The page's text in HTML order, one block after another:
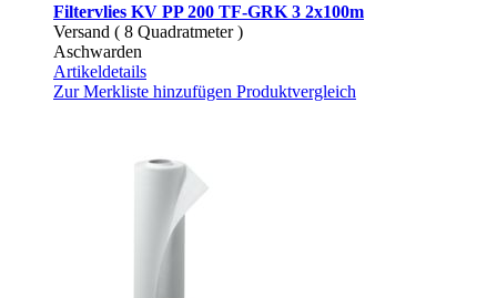
Filtervlies KV PP 200 TF-GRK 3 2x100m
Versand ( 8 Quadratmeter )
Aschwarden
Artikeldetails
Zur Merkliste hinzufügen Produktvergleich